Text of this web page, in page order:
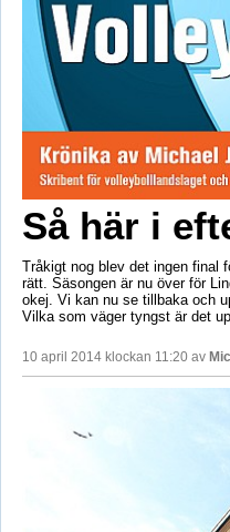
Så här i
Tråkigt nog blev det ingen final
rätt. Säsongen är nu över för
okej. Vi kan nu se tillbaka och
Vilka som väger tyngst är det
10 april 2014 klockan 11:20 av